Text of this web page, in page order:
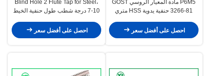
P6M5 مادة المعيار الروسي GOST
3266-81 حنفية يدوية HSS متري
احصل على أفضل سعر
Blind Hole 2 Flute Tap for Steel،
7-10 درجة شطب طول حنفية الخيط
احصل على أفضل سعر